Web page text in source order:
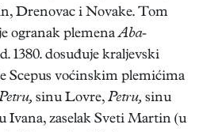
Drenovac i Novake. Tom
ogranak plemenaAba-
1380. dosuđuje kraljevski
Scepus voćinskim plemićima
sinu Lovre, Petru, sinu
Ivana, zaselak Sveti Martin (u